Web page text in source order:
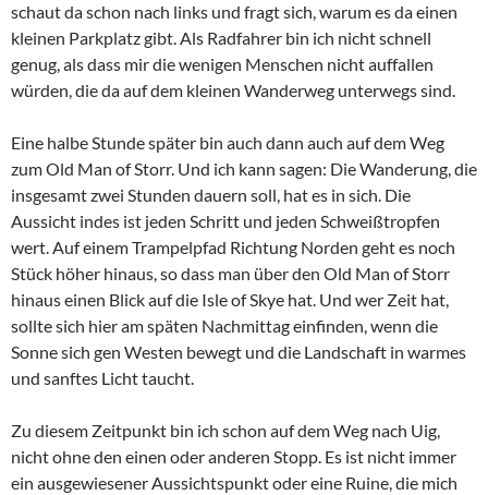
schaut da schon nach links und fragt sich, warum es da einen
kleinen Parkplatz gibt. Als Radfahrer bin ich nicht schnell
genug, als dass mir die wenigen Menschen nicht auffallen
würden, die da auf dem kleinen Wanderweg unterwegs sind.
Eine halbe Stunde später bin auch dann auch auf dem Weg
zum Old Man of Storr. Und ich kann sagen: Die Wanderung, die
insgesamt zwei Stunden dauern soll, hat es in sich. Die
Aussicht indes ist jeden Schritt und jeden Schweißtropfen
wert. Auf einem Trampelpfad Richtung Norden geht es noch
Stück höher hinaus, so dass man über den Old Man of Storr
hinaus einen Blick auf die Isle of Skye hat. Und wer Zeit hat,
sollte sich hier am späten Nachmittag einfinden, wenn die
Sonne sich gen Westen bewegt und die Landschaft in warmes
und sanftes Licht taucht.
Zu diesem Zeitpunkt bin ich schon auf dem Weg nach Uig,
nicht ohne den einen oder anderen Stopp. Es ist nicht immer
ein ausgewiesener Aussichtspunkt oder eine Ruine, die mich